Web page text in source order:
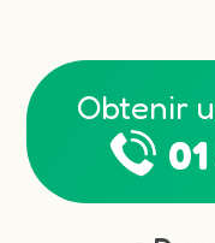
Obtenir